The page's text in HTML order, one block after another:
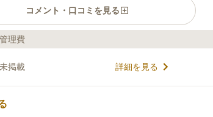
コメント・口コミを見る
部のコメント
い立地です。本堂の使用料は無料で、祭壇、備品の貸
無料です。葬儀や法要のことでわからないことがあれ
に相談にのってくれます。また、納骨堂は365日お墓参
なため、忙しい方でも空いた時間に参拝に行くことが
管理費
未掲載 詳細を見る